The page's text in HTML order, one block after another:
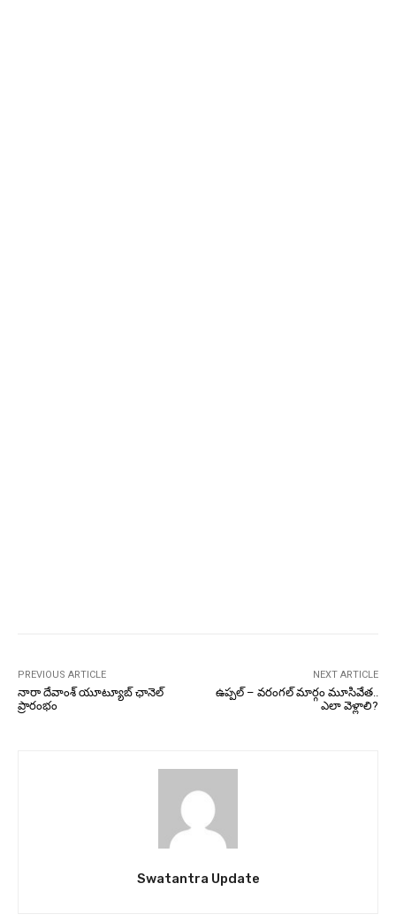
PREVIOUS ARTICLE
నారా దేవాంశ్ యూట్యూబ్ ఛానెల్
ప్రారంభం
NEXT ARTICLE
ఉప్పల్ – వరంగల్ మార్గం మూసివేత..
ఎలా వెళ్లాలి?
Swatantra Update